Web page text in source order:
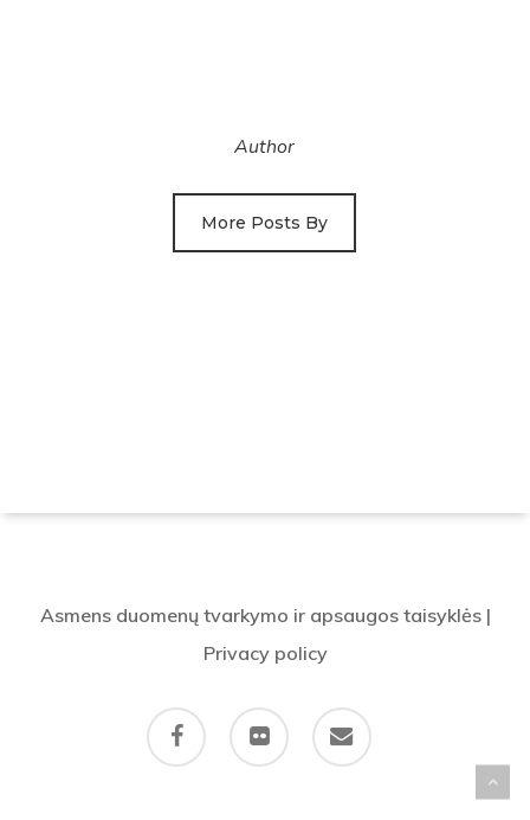
Author
More Posts By
Asmens duomenų tvarkymo ir apsaugos taisyklės|
Privacy policy
facebook flickr email